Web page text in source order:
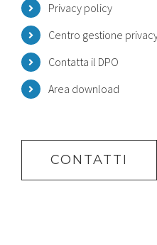
Privacy policy
Centro gestione
Contatta il DPO
Area download
CONTATTI